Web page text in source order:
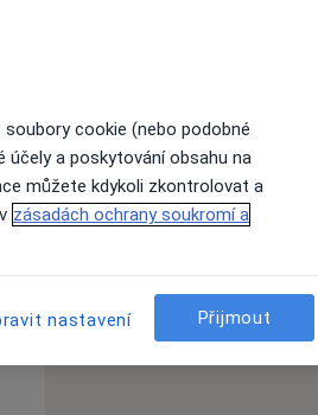
cookie (nebo podobné
a poskytování obsahu na
můžete kdykoli zkontrolovat a
zásadách ochrany soukromí a
nastavení Přijmout